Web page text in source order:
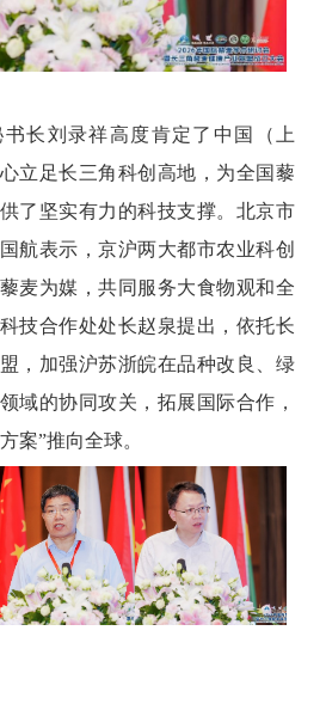
长刘录祥高度肯定了中国（上
立足长三角科创高地，为全国藜
了坚实有力的科技支撑。北京市
航表示，京沪两大都市农业科创
麦为媒，共同服务大食物观和全
技合作处处长赵泉提出，依托长
，加强沪苏浙皖在品种改良、绿
域的协同攻关，拓展国际合作，
案”推向全球。